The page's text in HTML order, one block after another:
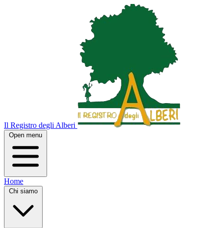
Il Registro degli Alberi
Open menu
Home
Chi siamo